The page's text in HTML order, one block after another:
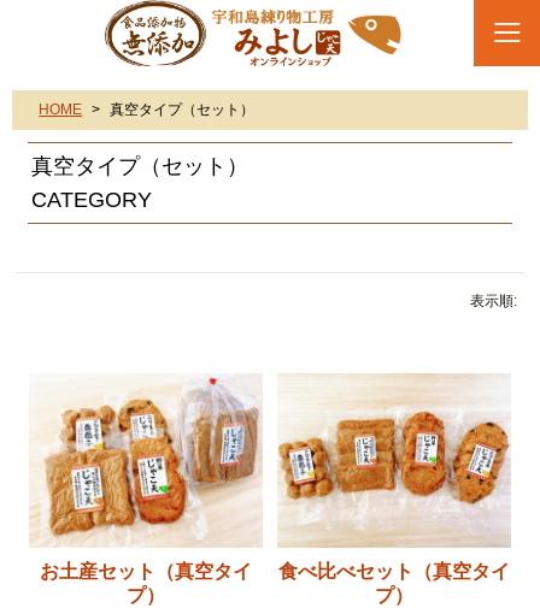
HOME 真空タイプ（セット）
CATEGORY
真空タイプ（セット）
表示順:
お土産セット（真空タイ
プ）
食べ比べセット（真空タイ
プ）